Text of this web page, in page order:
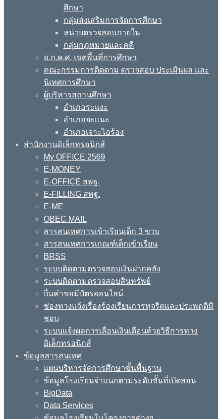
ศึกษา
กลุ่มส่งเสริมการจัดการศึกษา
หน่วยตรวจสอบภายใน
กลุ่มกฎหมายและคดี
อ.ก.ค.ศ. เขตพื้นที่การศึกษา
คณะกรรมการติดตาม ตรวจสอบ ประเมินผล และ
นิเทศการศึกษา
ผู้บริหารสถานศึกษา
อำเภอระแงะ
อำเภอจะแนะ
อำเภอเจาะไอร้อง
สำนักงานอิเล็กทรอนิกส์
My OFFICE 2569
E-MONEY
E-OFFICE สพฐ.
E-FILLING สพฐ.
E-ME
OBEC MAIL
สารสนเทศการเข้าเรียนเด็ก 3 ขวบ
สารสนเทศการเกณฑ์เด็กเข้าเรียน
BRSS
ระบบติดตามตรวจสอบเงินฝากคลัง
ระบบติดตามตรวจสอบสินทรัพย์
ยื่นคำขอมีบัตรออนไลน์
ช่องทางแจ้งเรื่องร้องเรียนการทุจริตและประพฤติมิ
ชอบ
ระบบแจ้งผลการเลื่อนเงินเดือนด้วยวิธีการทาง
อิเล็กทรอนิกส์
ข้อมูลสารสนเทศ
แผนบริหารจัดการศึกษาขั้นพื้นฐาน
ข้อมูลโรงเรียนจำแนกตามระดับชั้นที่เปิดสอน
BigData
Data Services